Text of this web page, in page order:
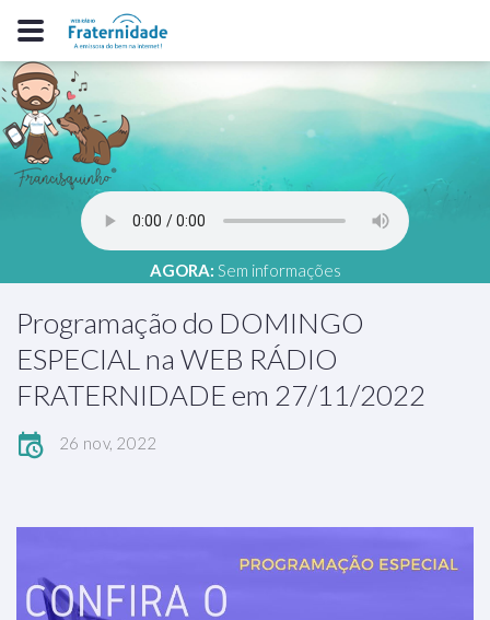
AGORA: Sem informações
Programação do DOMINGO
ESPECIAL na WEB RÁDIO
FRATERNIDADE em 27/11/2022
26 nov, 2022